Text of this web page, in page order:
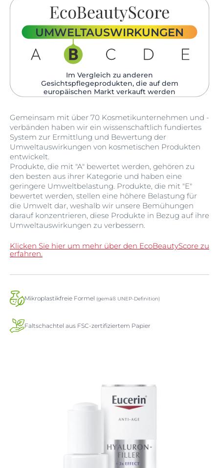
UMWELTAUSWIRKUNGEN
Im Vergleich zu anderen
Gesichtspflegeprodukten, die auf dem
europäischen Markt verkauft werden​
Gemeinsam mit über 70 Kosmetikunternehmen und -
verbänden haben wir ein wissenschaftlich fundiertes
System zur Ermittlung und Bewertung der
Umweltauswirkungen von kosmetischen Produkten
entwickelt.
Produkte, die mit "A" bewertet werden, gehören zu
den besten aus ihrer Kategorie und haben eine
geringere Umweltbelastung. Produkte, die mit "E"
bewertet werden, stellen eine höhere Belastung für
die Umwelt dar, weshalb wir unsere Bemühungen
darauf konzentrieren, diese Produkte in Bezug auf ihre
Umweltauswirkungen zu verbessern.
Klicken Sie hier um mehr über den EcoBeautyScore zu
erfahren.
Mikroplastikfreie Formel (gemäß UNEP-Definition)
Faltschachtel aus FSC-zertifiziertem Papier